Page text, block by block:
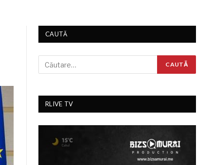
CAUTĂ
RLIVE TV